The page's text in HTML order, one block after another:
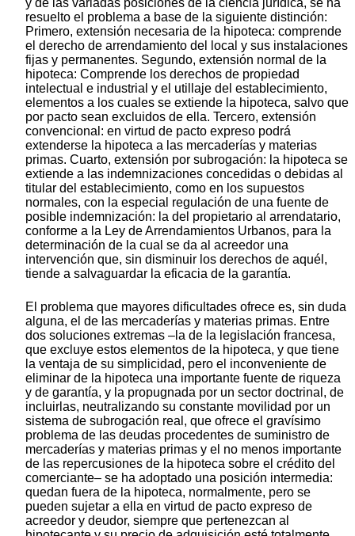
y de las variadas posiciones de la ciencia jurídica, se ha
resuelto el problema a base de la siguiente distinción:
Primero, extensión necesaria de la hipoteca: comprende
el derecho de arrendamiento del local y sus instalaciones
fijas y permanentes. Segundo, extensión normal de la
hipoteca: Comprende los derechos de propiedad
intelectual e industrial y el utillaje del establecimiento,
elementos a los cuales se extiende la hipoteca, salvo que
por pacto sean excluidos de ella. Tercero, extensión
convencional: en virtud de pacto expreso podrá
extenderse la hipoteca a las mercaderías y materias
primas. Cuarto, extensión por subrogación: la hipoteca se
extiende a las indemnizaciones concedidas o debidas al
titular del establecimiento, como en los supuestos
normales, con la especial regulación de una fuente de
posible indemnización: la del propietario al arrendatario,
conforme a la Ley de Arrendamientos Urbanos, para la
determinación de la cual se da al acreedor una
intervención que, sin disminuir los derechos de aquél,
tiende a salvaguardar la eficacia de la garantía.
El problema que mayores dificultades ofrece es, sin duda
alguna, el de las mercaderías y materias primas. Entre
dos soluciones extremas –la de la legislación francesa,
que excluye estos elementos de la hipoteca, y que tiene
la ventaja de su simplicidad, pero el inconveniente de
eliminar de la hipoteca una importante fuente de riqueza
y de garantía, y la propugnada por un sector doctrinal, de
incluirlas, neutralizando su constante movilidad por un
sistema de subrogación real, que ofrece el gravísimo
problema de las deudas procedentes de suministro de
mercaderías y materias primas y el no menos importante
de las repercusiones de la hipoteca sobre el crédito del
comerciante– se ha adoptado una posición intermedia:
quedan fuera de la hipoteca, normalmente, pero se
pueden sujetar a ella en virtud de pacto expreso de
acreedor y deudor, siempre que pertenezcan al